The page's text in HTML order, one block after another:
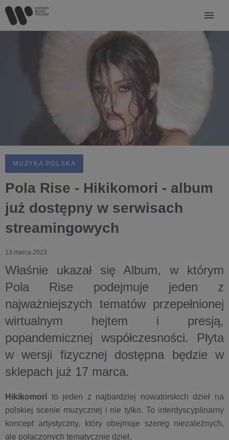
MUZYKA POLSKA
Pola Rise - Hikikomori - album
już dostępny w serwisach
streamingowych
13 marca 2023
Właśnie ukazał się Album, w którym
Pola Rise podejmuje jeden z
najważniejszych tematów przepełnionej
wirtualnym hejtem i presją,
popandemicznej współczesności. Płyta
w wersji fizycznej dostępna będzie w
sklepach już 17 marca.
Hikikomori to jeden z najbardziej nowatorskich dzieł na
polskiej scenie muzycznej i nie tylko. To interdyscyplinarny
koncept artystyczny, który obejmuje szereg niezależnych,
ale połączonych tematycznie dzieł.